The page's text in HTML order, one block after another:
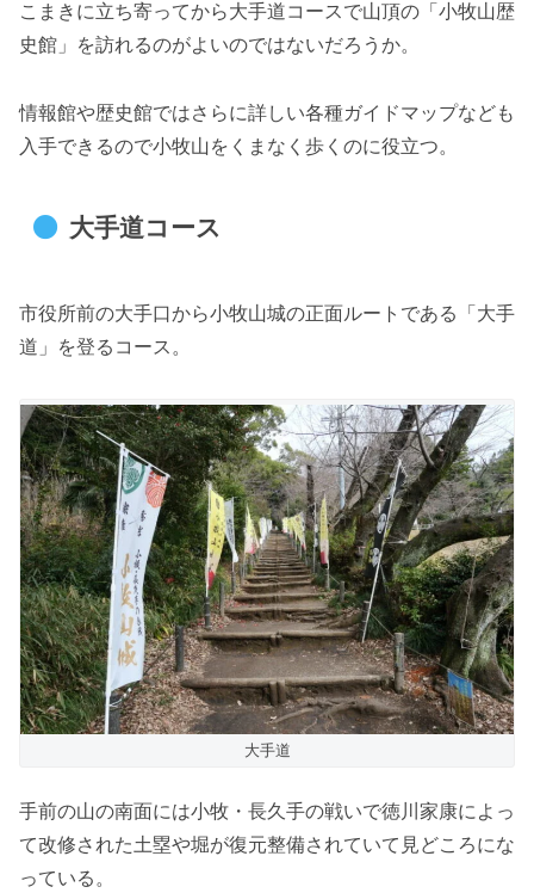
こまきに立ち寄ってから大手道コースで山頂の「小牧山歴
史館」を訪れるのがよいのではないだろうか。
情報館や歴史館ではさらに詳しい各種ガイドマップなども
入手できるので小牧山をくまなく歩くのに役立つ。
大手道コース
市役所前の大手口から小牧山城の正面ルートである「大手
道」を登るコース。
大手道
手前の山の南面には小牧・長久手の戦いで徳川家康によっ
て改修された土塁や堀が復元整備されていて見どころにな
っている。